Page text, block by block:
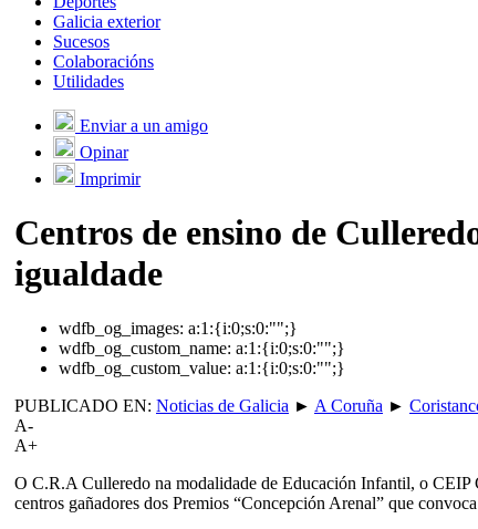
Galicia exterior
Sucesos
Colaboracións
Utilidades
Enviar a un amigo
Opinar
Imprimir
Centros de ensino de
igualdade
wdfb_og_images: a:1:{i:0;s:0:"";}
wdfb_og_custom_name: a:1:{i:0;s:0:"";}
wdfb_og_custom_value: a:1:{i:0;s:0:"";}
PUBLICADO EN: Noticias de Galicia ► A Coruña ►
A-
A+
O C.R.A Culleredo na modalidade de Educación Infantil, o CEIP
centros gañadores dos Premios “Concepción Arenal” que